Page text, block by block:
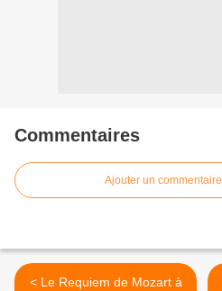
Commentaires
Ajouter un commentaire
< Le Requiem de Mozart à